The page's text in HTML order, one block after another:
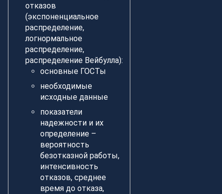
отказов
(экспоненциальное
распределение,
логнормальное
распределение,
распределение Вейбулла):
основные ГОСТы
необходимые
исходные данные
показатели
надежности и их
определение –
вероятность
безотказной работы,
интенсивность
отказов, среднее
время до отказа,